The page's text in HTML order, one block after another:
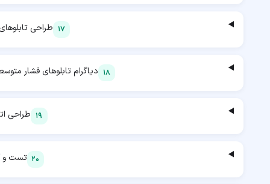
17 طراحی
18 دیاگرام تابلوهای فشار
19 طراحی
20 تست و